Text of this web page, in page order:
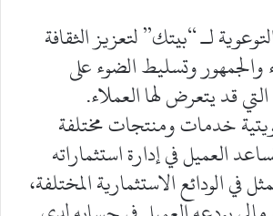
لـ “بيتك” لتعزيز الثقافة
والجمهور وتسليط الضوء على
قد يتعرض لها العملاء.
خدمات ومنتجات مختلفة
العميل في إدارة استثماراته
في الودائع الاستثمارية المختلفة،